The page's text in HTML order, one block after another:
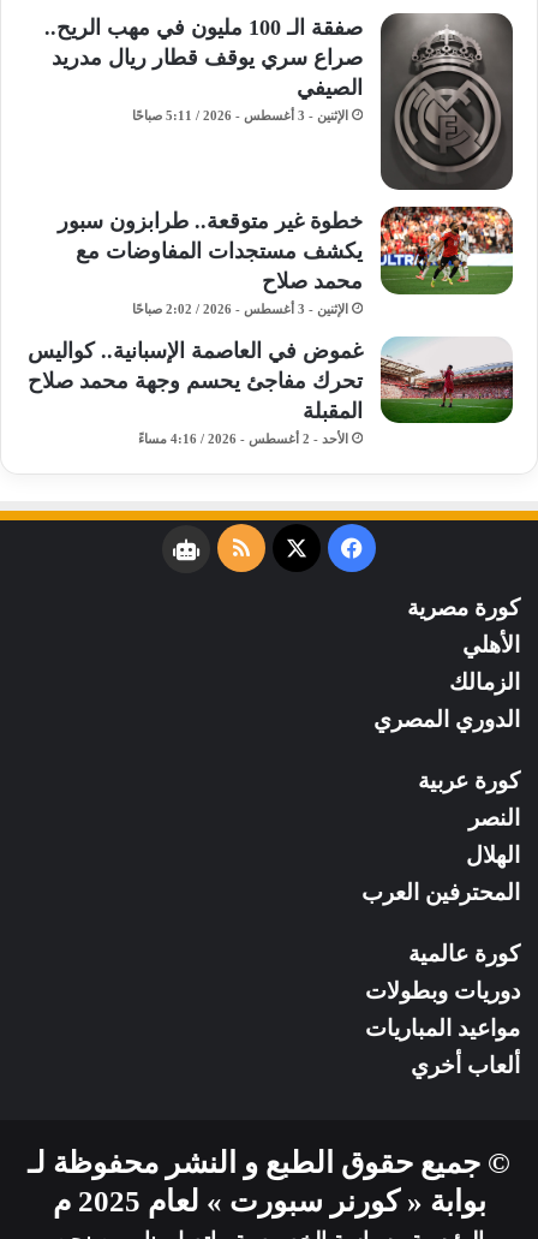
صفقة الـ 100 مليون في مهب الريح..
صراع سري يوقف قطار ريال مدريد
الصيفي
الإثنين - 3 أغسطس - 2026 / 5:11 صباحًا
خطوة غير متوقعة.. طرابزون سبور
يكشف مستجدات المفاوضات مع
محمد صلاح
الإثنين - 3 أغسطس - 2026 / 2:02 صباحًا
غموض في العاصمة الإسبانية.. كواليس
تحرك مفاجئ يحسم وجهة محمد صلاح
المقبلة
الأحد - 2 أغسطس - 2026 / 4:16 مساءً
فيسبوك
‫X
ملخصنبض
كورة مصرية
الأهلي
الزمالك
الدوري المصري
كورة عربية
النصر
الهلال
المحترفين العرب
كورة عالمية
دوريات وبطولات
مواعيد المباريات
ألعاب أخري
© جميع حقوق الطبع و النشر محفوظة لـ
بوابة « كورنر سبورت » لعام 2025 م